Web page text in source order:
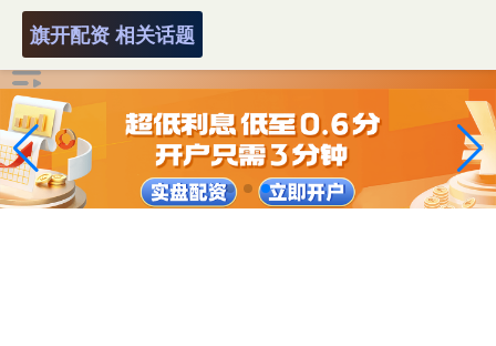
旗开配资 相关话题